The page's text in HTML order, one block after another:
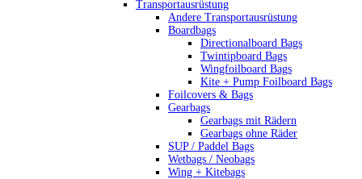
Transportausrüstung
Andere Transportausrüstung
Boardbags
Directionalboard Bags
Twintipboard Bags
Wingfoilboard Bags
Kite + Pump Foilboard Bags
Foilcovers & Bags
Gearbags
Gearbags mit Rädern
Gearbags ohne Räder
SUP / Paddel Bags
Wetbags / Neobags
Wing + Kitebags